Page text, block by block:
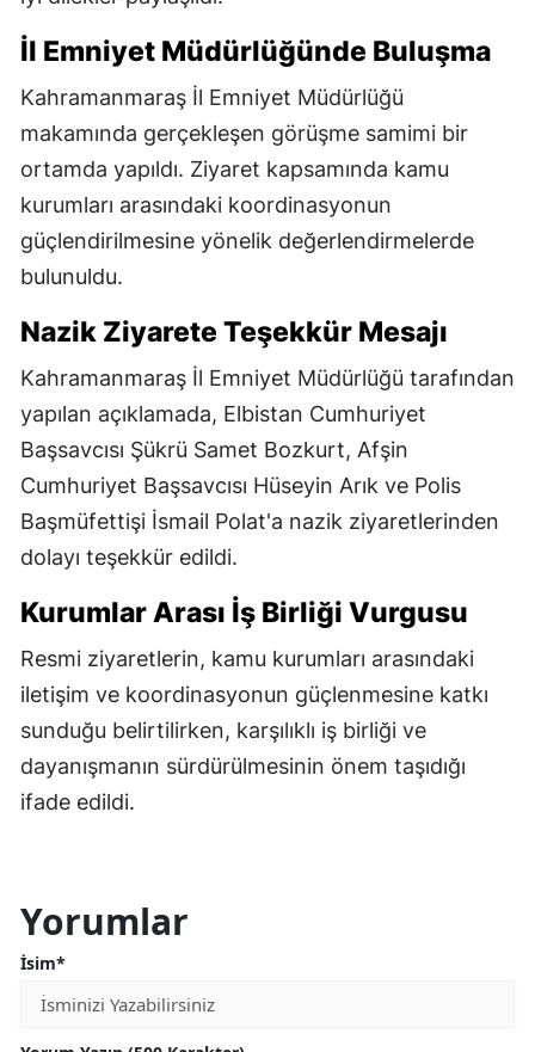
İl Emniyet Müdürlüğünde Buluşma
Kahramanmaraş İl Emniyet Müdürlüğü
makamında gerçekleşen görüşme samimi bir
ortamda yapıldı. Ziyaret kapsamında kamu
kurumları arasındaki koordinasyonun
güçlendirilmesine yönelik değerlendirmelerde
bulunuldu.
Nazik Ziyarete Teşekkür Mesajı
Kahramanmaraş İl Emniyet Müdürlüğü tarafından
yapılan açıklamada, Elbistan Cumhuriyet
Başsavcısı Şükrü Samet Bozkurt, Afşin
Cumhuriyet Başsavcısı Hüseyin Arık ve Polis
Başmüfettişi İsmail Polat'a nazik ziyaretlerinden
dolayı teşekkür edildi.
Kurumlar Arası İş Birliği Vurgusu
Resmi ziyaretlerin, kamu kurumları arasındaki
iletişim ve koordinasyonun güçlenmesine katkı
sunduğu belirtilirken, karşılıklı iş birliği ve
dayanışmanın sürdürülmesinin önem taşıdığı
ifade edildi.
Yorumlar
İsim*